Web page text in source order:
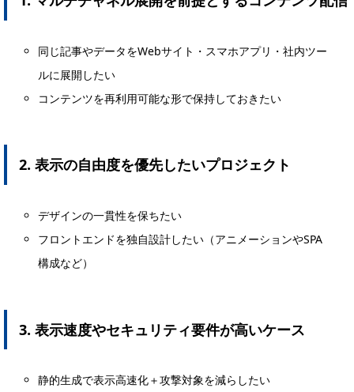
同じ記事やデータをWebサイト・スマホアプリ・社内ツー
ルに展開したい
コンテンツを再利用可能な形で保持しておきたい
2. 表示の自由度を優先したいプロジェクト
デザインの一貫性を保ちたい
フロントエンドを独自設計したい（アニメーションやSPA
構成など）
3. 表示速度やセキュリティ要件が高いケース
静的生成で表示高速化＋攻撃対象を減らしたい